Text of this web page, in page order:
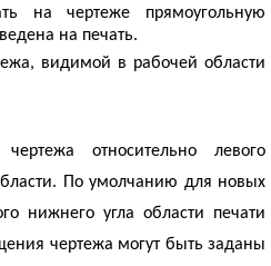
на чертеже прямоугольную
на печать.
видимой в рабочей области
относительно левого
По умолчанию для новых
нижнего угла области печати
чертежа могут быть заданы